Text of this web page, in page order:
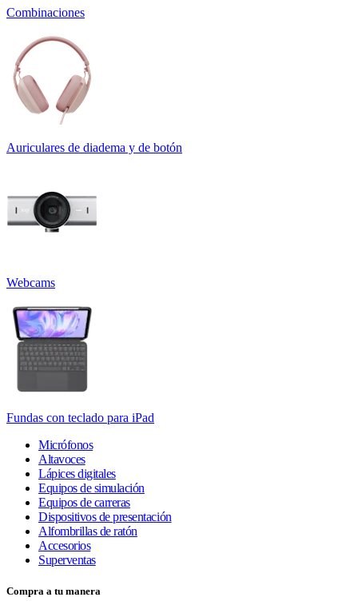
Combinaciones
Auriculares de diadema y de botón
Webcams
Fundas con teclado para iPad
Micrófonos
Altavoces
Lápices digitales
Equipos de simulación
Equipos de carreras
Dispositivos de presentación
Alfombrillas de ratón
Accesorios
Superventas
Compra a tu manera